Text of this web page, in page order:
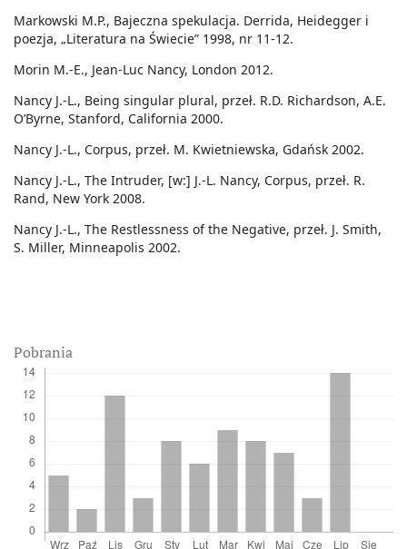
Pobrania
Markowski M.P., Bajeczna spekulacja. Derrida, Heidegger i
poezja, „Literatura na Świecie” 1998, nr 11-12.
Morin M.-E., Jean-Luc Nancy, London 2012.
Nancy J.-L., Being singular plural, przeł. R.D. Richardson, A.E.
O’Byrne, Stanford, California 2000.
Nancy J.-L., Corpus, przeł. M. Kwietniewska, Gdańsk 2002.
Nancy J.-L., The Intruder, [w:] J.-L. Nancy, Corpus, przeł. R.
Rand, New York 2008.
Nancy J.-L., The Restlessness of the Negative, przeł. J. Smith,
S. Miller, Minneapolis 2002.